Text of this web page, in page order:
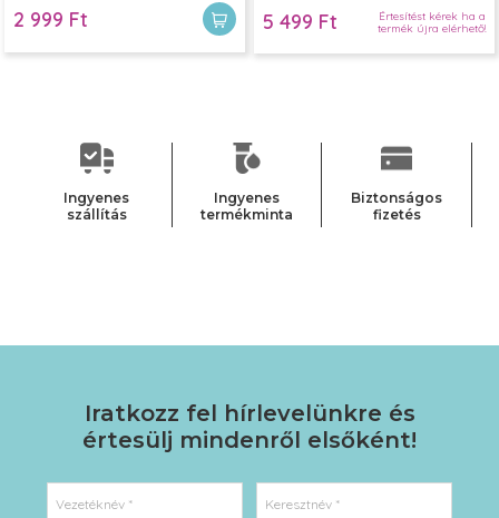
dekoltázsmasszázst is végezhetsz.
2 999 Ft
szimbolizáló Marine illattal.
5 499 Ft
Értesítést kérek ha a
termék újra elérhető!
Ingyenes
szállítás
Ingyenes
termékminta
Biztonságos
fizetés
Iratkozz fel hírlevelünkre és
értesülj mindenről elsőként!
Vezetéknév * Keresztnév *